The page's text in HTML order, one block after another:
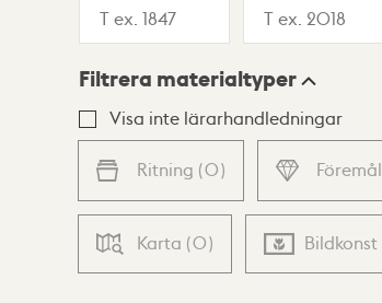
Lista Karta
Filtrera materialtyper
Visa inte lärarhandledningar
Ritning (0) Föremål
Karta (0) Bildkonst